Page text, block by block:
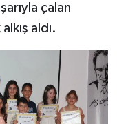
çalan
aldı.